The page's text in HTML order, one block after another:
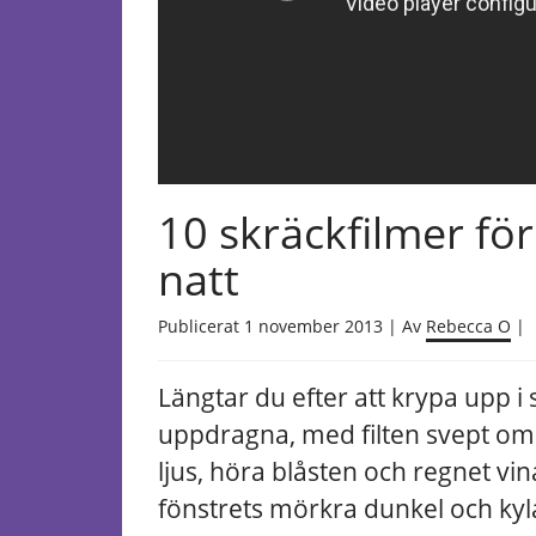
10 skräckfilmer
natt
Publicerat 1 november 2013 | Av Rebecca O |
Längtar du efter att krypa upp
uppdragna, med filten svept
ljus, höra blåsten och regnet
fönstrets mörkra dunkel och